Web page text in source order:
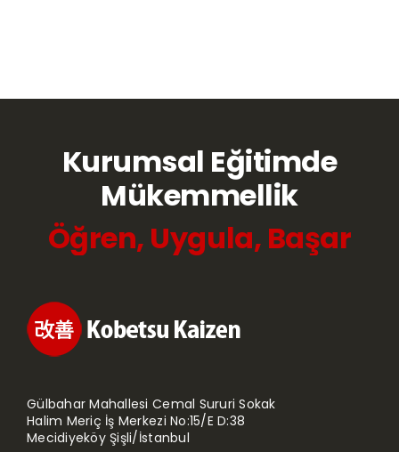
Kurumsal Eğitimde
Mükemmellik
Öğren, Uygula, Başar
Gülbahar Mahallesi Cemal Sururi Sokak
Halim Meriç İş Merkezi No:15/E D:38
Mecidiyeköy Şişli/İstanbul